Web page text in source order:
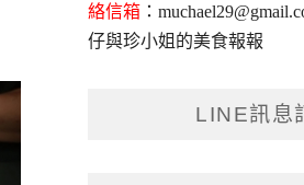
絡信箱：
仔與珍小姐的美食報報
LINE訊息